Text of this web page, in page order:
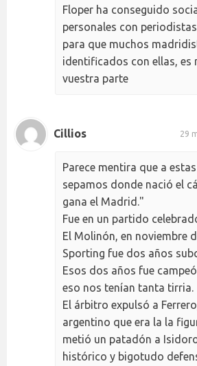
Floper ha conseguido
personales con
para que muchos
identificados con ellas, es
vuestra parte
Cillios 29
Parece mentira que a
sepamos donde nació el
gana el Madrid."
Fue en un partido
El Molinón, en noviembre
Sporting fue dos años
Esos dos años fue
eso nos tenían tanta tirria.
El árbitro expulsó a
argentino que era la la
metió un patadón a
histórico y bigotudo